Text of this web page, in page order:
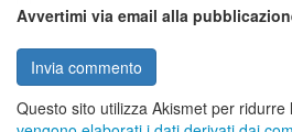
Avvertimi via email alla
Questo sito utilizza Akismet per ridurre